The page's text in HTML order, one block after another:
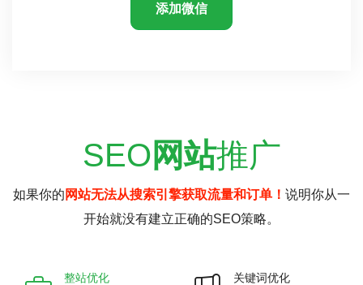
添加微信
SEO 网站推广
如果你的 网站无法从搜索引擎获取流量和订单！ 说明你从一
开始就没有建立正确的SEO策略。
整站优化
关键词优化